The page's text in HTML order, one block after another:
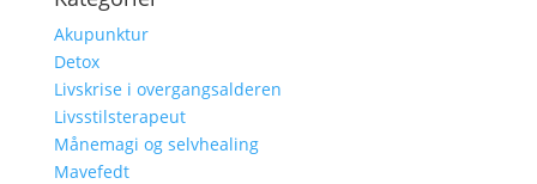
Akupunktur
Detox
Livskrise i overgangsalderen
Livsstilsterapeut
Månemagi og selvhealing
Mavefedt